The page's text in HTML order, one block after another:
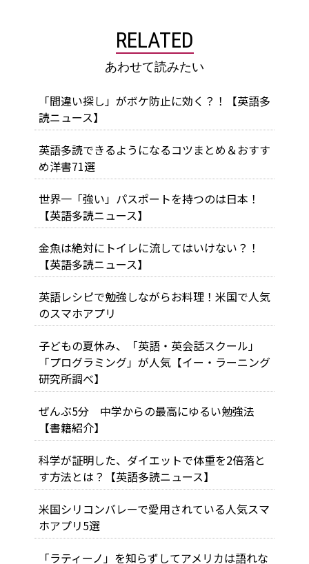
RELATED
あわせて読みたい
「間違い探し」がボケ防止に効く？！【英語多
読ニュース】
英語多読できるようになるコツまとめ＆おすす
め洋書71選
世界一「強い」パスポートを持つのは日本！
【英語多読ニュース】
金魚は絶対にトイレに流してはいけない？！
【英語多読ニュース】
英語レシピで勉強しながらお料理！米国で人気
のスマホアプリ
子どもの夏休み、「英語・英会話スクール」
「プログラミング」が人気【イー・ラーニング
研究所調べ】
ぜんぶ5分 中学からの最高にゆるい勉強法
【書籍紹介】
科学が証明した、ダイエットで体重を2倍落と
す方法とは？【英語多読ニュース】
米国シリコンバレーで愛用されている人気スマ
ホアプリ5選
「ラティーノ」を知らずしてアメリカは語れな